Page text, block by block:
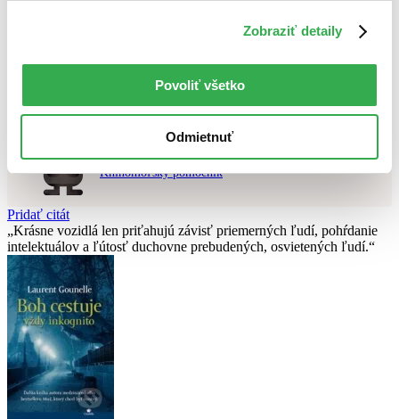
Zobraziť detaily
Povoliť všetko
Odmietnuť
Chcete poradiť knihu?
Knihomoľský pomocník
Pridať citát
Krásne vozidlá len priťahujú závisť priemerných ľudí, pohŕdanie
intelektuálov a ľútosť duchovne prebudených, osvietených ľudí.